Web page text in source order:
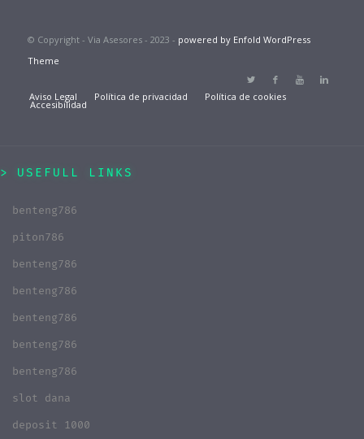
© Copyright - Via Asesores - 2023 - powered by Enfold WordPress
Theme
Aviso Legal Política de privacidad Política de cookies
Accesibilidad
USEFULL LINKS
benteng786
piton786
benteng786
benteng786
benteng786
benteng786
benteng786
slot dana
deposit 1000